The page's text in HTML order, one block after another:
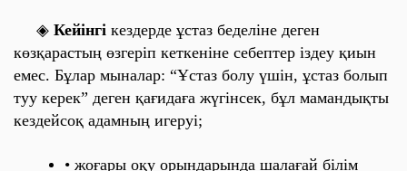
◈ Кейінгі кездерде ұстаз беделіне деген
көзқарастың өзгеріп кеткеніне себептер іздеу қиын
емес. Бұлар мыналар: “Ұстаз болу үшін, ұстаз болып
туу керек” деген қағидаға жүгінсек, бұл мамандықты
кездейсоқ адамның игеруі;
• жоғары оқу орындарында шалағай білім